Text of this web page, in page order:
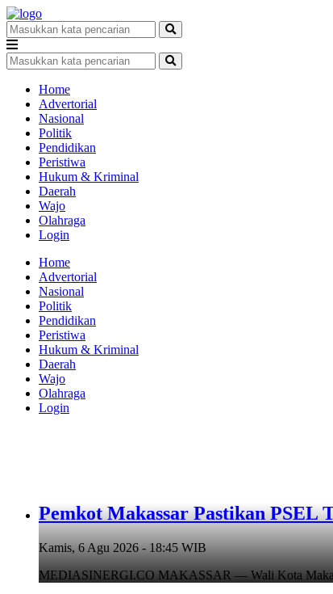
Home
Advertorial
Nasional
Politik
Pendidikan
Peristiwa
Hukum & Kriminal
Daerah
Wajo
Olahraga
Login
Home
Advertorial
Nasional
Politik
Pendidikan
Peristiwa
Hukum & Kriminal
Daerah
Wajo
Olahraga
Login
Pemkot Makassar Pastikan PSEL
Kamis, 6 Agu 2026 - 18:45 WIB
MEDIASINERGI.CO MAKASSAR — Wali Kota